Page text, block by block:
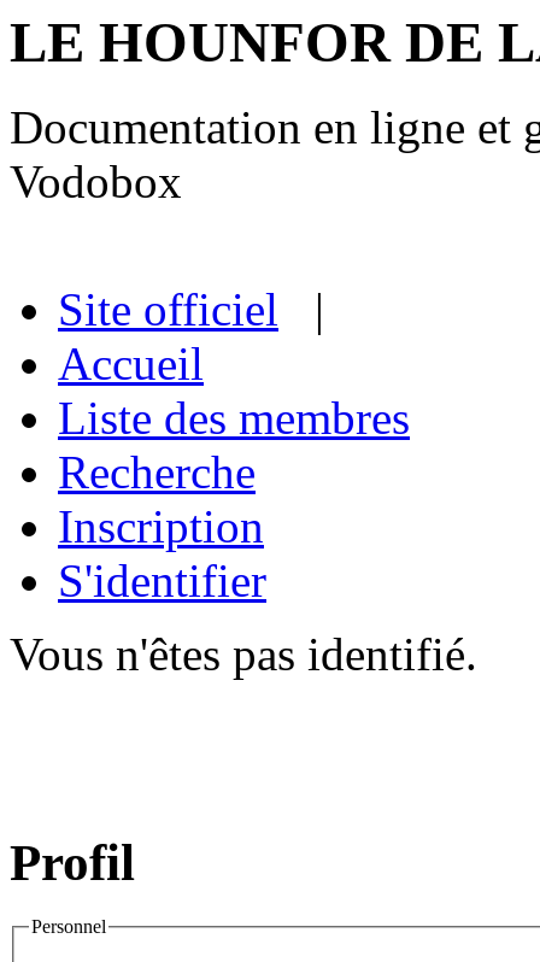
LE HOUNFOR DE
Documentation en ligne et
Vodobox
Site officiel |
Accueil
Liste des membres
Recherche
Inscription
S'identifier
Vous n'êtes pas identifié.
Profil
Personnel